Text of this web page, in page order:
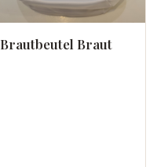
Brautbeutel Braut